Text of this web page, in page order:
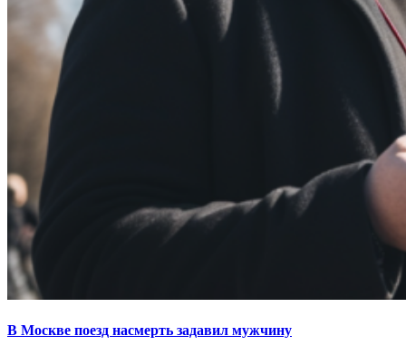
В Москве поезд насмерть задавил мужчину